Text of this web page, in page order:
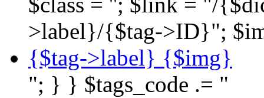
>label}/{$tag->ID}";
{$tag->label} {$img}
"; } } $tags_code .= "